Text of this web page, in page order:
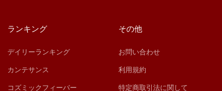
ランキング
デイリーランキング
カンテサンス
コズミックフィーバー
その他
お問い合わせ
利用規約
特定商取引法に関して